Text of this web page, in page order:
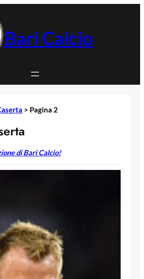
Bari Calcio
> Pagina 2
di Bari Calcio!